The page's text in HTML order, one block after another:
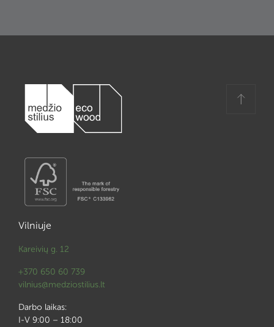
Vilniuje
Kareivių g. 12
+370 650 60 739
vilnius@medziostilius.lt
Darbo laikas:
I-V 9:00 – 18:00